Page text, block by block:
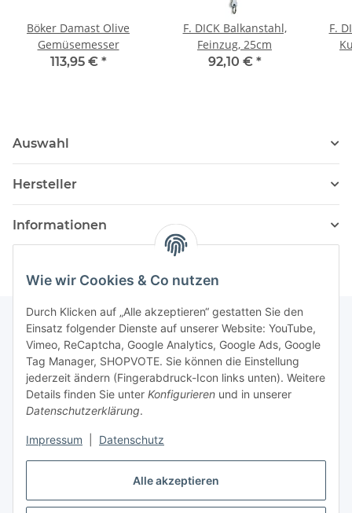
Alle akzeptieren
Wie wir Cookies & Co nutzen
Durch Klicken auf „Alle akzeptieren“ gestatten Sie den
Einsatz folgender Dienste auf unserer Website: YouTube,
Vimeo, ReCaptcha, Google Analytics, Google Ads, Google
Tag Manager, SHOPVOTE. Sie können die Einstellung
jederzeit ändern (Fingerabdruck-Icon links unten). Weitere
Details finden Sie unter Konfigurieren und in unserer
Datenschutzerklärung.
Impressum Datenschutz
Böker Damast Olive
Gemüsemesser
113,95 € *
F. DICK Balkanstahl,
Feinzug, 25cm
92,10 € *
F.
Auswahl
Hersteller
Informationen
Newsletter Abonnieren
Bitte senden Sie mir entsprechend Ihrer
Datenschutzerklärungregelmäßig und jederzeit widerruflich
Informationen zu Ihrem Produktsortiment per E-Mail zu.
Abonnieren
Newsletter Abonnieren